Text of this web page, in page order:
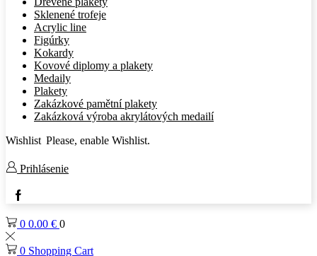
Sklenené trofeje
Acrylic line
Figúrky
Kokardy
Kovové diplomy a plakety
Medaily
Plakety
Zakázkové pamětní plakety
Zakázková výroba akrylátových medailí
Wishlist Please, enable Wishlist.
Prihlásenie
Facebook
0 0.00 € 0
0 Shopping Cart